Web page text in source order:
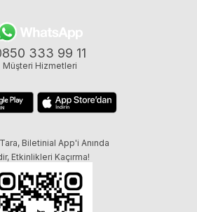
333 99 11
Müşteri Hizmetleri
Tara, Biletinial App'i Anında
Etkinlikleri Kaçırma!